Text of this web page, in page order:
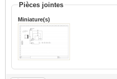
Pièces jointes
Miniature(s)